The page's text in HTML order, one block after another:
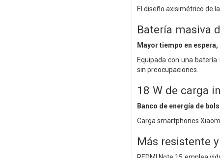
El diseño axisimétrico de
Batería masiva
Mayor tiempo en
Equipada con una
sin preocupaciones.
18 W de carga
Banco de energía de
Carga smartphones
Más resistente